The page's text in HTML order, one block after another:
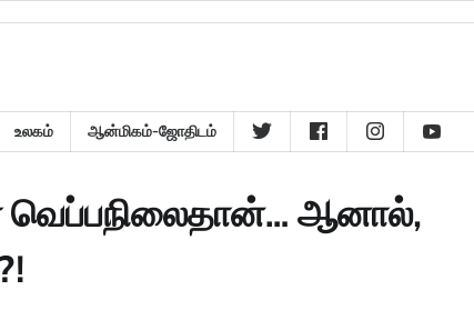
உலகம் ஆன்மிகம்-ஜோதிடம்
வெப்பநிலைதான்… ஆனால்,